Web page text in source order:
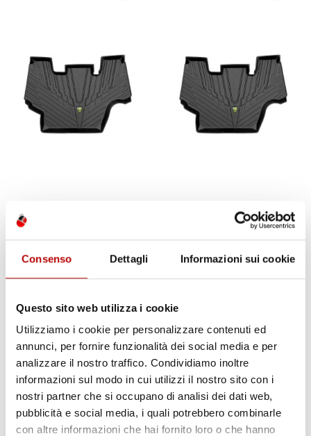
Consenso Dettagli Informazioni sui cookie
Questo sito web utilizza i cookie
Utilizziamo i cookie per personalizzare contenuti ed
annunci, per fornire funzionalità dei social media e per
analizzare il nostro traffico. Condividiamo inoltre
informazioni sul modo in cui utilizzi il nostro sito con i
nostri partner che si occupano di analisi dei dati web,
pubblicità e social media, i quali potrebbero combinarle
con altre informazioni che hai fornito loro o che hanno
TAPPETINI COMPATIBILI
2002-2007, SU MISURA IN
GOMMA TPE
Prezzo
164,71 €
TAPPETINI COMPATIBILI
2002-2007, SU MISURA IN
GOMMA TPE
Prezzo
164,71 €
favorite_border favorite_border
Il tuo 5% di benvenuto
è già pronto!